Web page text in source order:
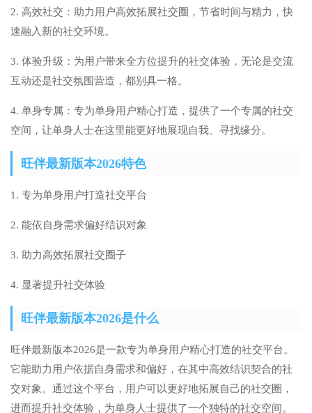
2. 高效社交：助力用户高效拓展社交圈，节省时间与精力，快
速融入新的社交环境。
3. 体验升级：为用户带来全方位提升的社交体验，无论是交流
互动还是社交氛围营造，都别具一格。
4. 单身专属：专为单身用户精心打造，提供了一个专属的社交
空间，让单身人士在这里能更好地展现自我、寻找缘分。
旺伴最新版本2026特色
1. 专为单身用户打造社交平台
2. 能依自身需求偏好结识对象
3. 助力高效拓展社交圈子
4. 显著提升社交体验
旺伴最新版本2026是什么
旺伴最新版本2026是一款专为单身用户精心打造的社交平台。
它能助力用户依据自身需求和偏好，在其中高效结识契合的社
交对象。通过这个平台，用户可以更好地拓展自己的社交圈，
进而提升社交体验，为单身人士提供了一个独特的社交空间。